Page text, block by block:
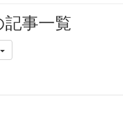
事一覧